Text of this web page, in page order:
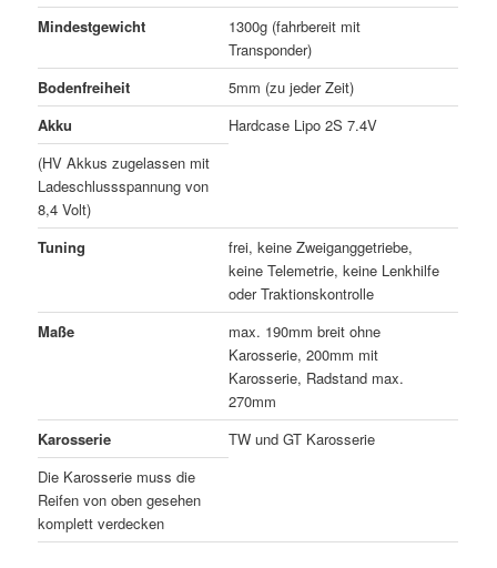
Mindestgewicht
1300g (fahrbereit mit
Transponder)
Bodenfreiheit
5mm (zu jeder Zeit)
Akku
Hardcase Lipo 2S 7.4V
(HV Akkus zugelassen mit
Ladeschlussspannung von
8,4 Volt)
Tuning
frei, keine Zweiganggetriebe,
keine Telemetrie, keine Lenkhilfe
oder Traktionskontrolle
Maße
max. 190mm breit ohne
Karosserie, 200mm mit
Karosserie, Radstand max.
270mm
Karosserie
TW und GT Karosserie
Die Karosserie muss die
Reifen von oben gesehen
komplett verdecken